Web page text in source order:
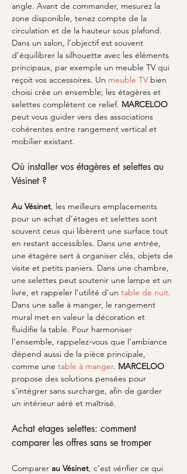
angle. Avant de commander, mesurez la
zone disponible, tenez compte de la
circulation et de la hauteur sous plafond.
Dans un salon, l’objectif est souvent
d’équilibrer la silhouette avec les éléments
principaux, par exemple un meuble TV qui
reçoit vos accessoires. Un meuble TV bien
choisi crée un ensemble; les étagères et
selettes complètent ce relief. MARCELOO
peut vous guider vers des associations
cohérentes entre rangement vertical et
mobilier existant.
Où installer vos étagères et selettes au
Vésinet ?
Au Vésinet, les meilleurs emplacements
pour un achat d’étages et selettes sont
souvent ceux qui libèrent une surface tout
en restant accessibles. Dans une entrée,
une étagère sert à organiser clés, objets de
visite et petits paniers. Dans une chambre,
une selettes peut soutenir une lampe et un
livre, et rappeler l’utilité d’un table de nuit.
Dans une salle à manger, le rangement
mural met en valeur la décoration et
fluidifie la table. Pour harmoniser
l’ensemble, rappelez-vous que l’ambiance
dépend aussi de la pièce principale,
comme une table à manger. MARCELOO
propose des solutions pensées pour
s’intégrer sans surcharge, afin de garder
un intérieur aéré et maîtrisé.
Achat etages selettes: comment
comparer les offres sans se tromper
Comparer au Vésinet, c’est vérifier ce qui